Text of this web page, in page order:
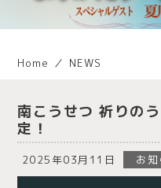
Home ／ NEWS
南こうせつ 祈りの
定！
2025年03月11日 お知